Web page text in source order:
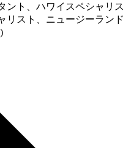
ント、ハワイスペシャリス
リスト、ニュージーランド